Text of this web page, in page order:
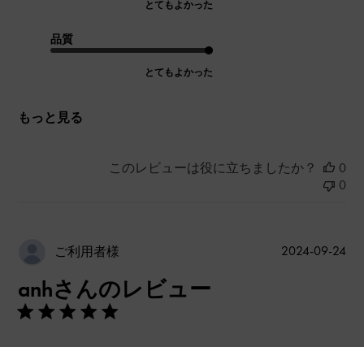
とてもよかった
品質
とてもよかった
もっと見る
このレビューは役に立ちましたか？
0
0
ご利用者様
anhさんのレビュー
公
2024-09-24